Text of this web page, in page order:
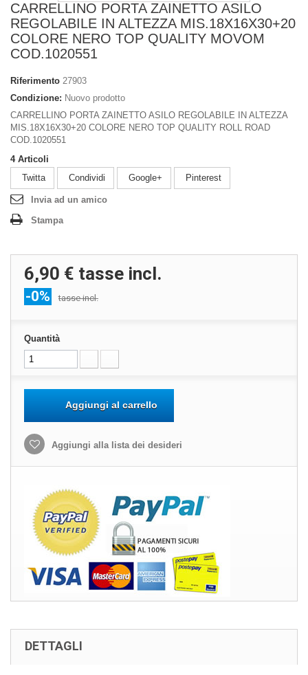
CARRELLINO PORTA ZAINETTO ASILO
REGOLABILE IN ALTEZZA MIS.18X16X30+20
COLORE NERO TOP QUALITY MOVOM
COD.1020551
Riferimento 27903
Condizione: Nuovo prodotto
CARRELLINO PORTA ZAINETTO ASILO REGOLABILE IN ALTEZZA
MIS.18X16X30+20 COLORE NERO TOP QUALITY ROLL ROAD
COD.1020551
4 Articoli
Twitta
Condividi Google+ Pinterest
Invia ad un amico
Stampa
6,90 € tasse incl.
-0% tasse incl.
Quantità
Aggiungi al carrello
Aggiungi alla lista dei desideri
DETTAGLI